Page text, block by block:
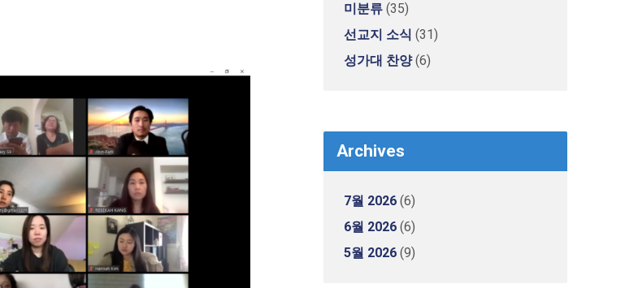
미분류 (35)
선교지 소식 (31)
성가대 찬양(6)
Archives
7월 2026 (6)
6월 2026 (6)
5월 2026 (9)